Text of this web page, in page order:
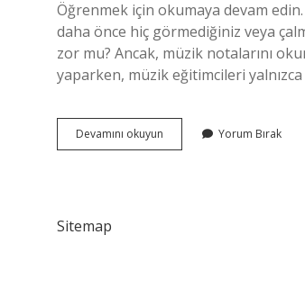
Öğrenmek için okumaya devam
daha önce hiç görmediğiniz veya
zor mu? Ancak, müzik notalarını
yaparken, müzik eğitimcileri
Devamını okuyun
Okumak
Yorum Bırak
Sitemap